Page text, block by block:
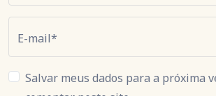
E-mail*
Salvar meus dados para a próxima